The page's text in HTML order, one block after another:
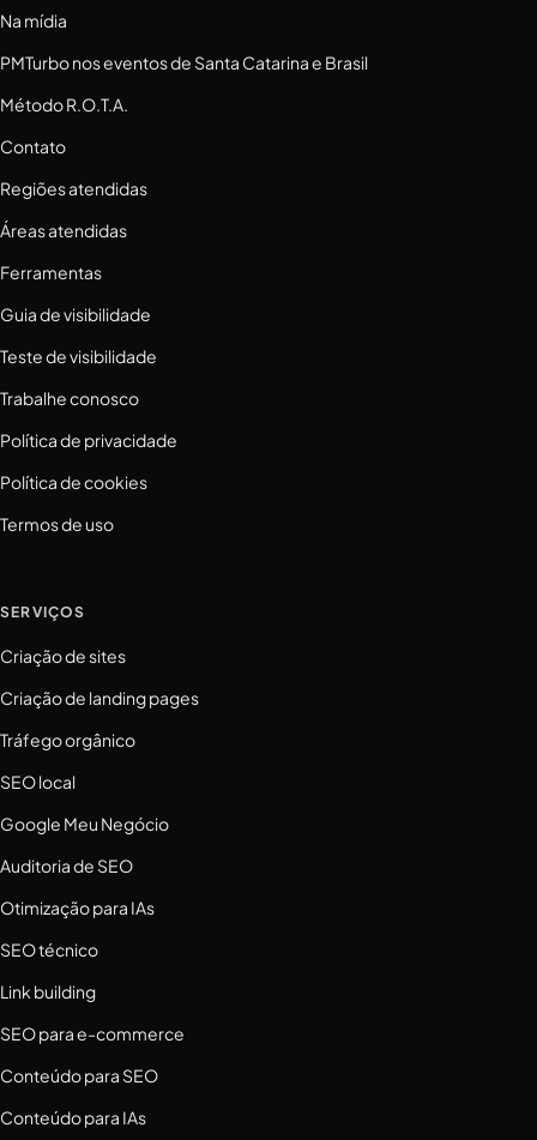
Na mídia
PMTurbo nos eventos de Santa Catarina e Brasil
Método R.O.T.A.
Contato
Regiões atendidas
Áreas atendidas
Ferramentas
Guia de visibilidade
Teste de visibilidade
Trabalhe conosco
Política de privacidade
Política de cookies
Termos de uso
SERVIÇOS
Criação de sites
Criação de landing pages
Tráfego orgânico
SEO local
Google Meu Negócio
Auditoria de SEO
Otimização para IAs
SEO técnico
Link building
SEO para e-commerce
Conteúdo para SEO
Conteúdo para IAs